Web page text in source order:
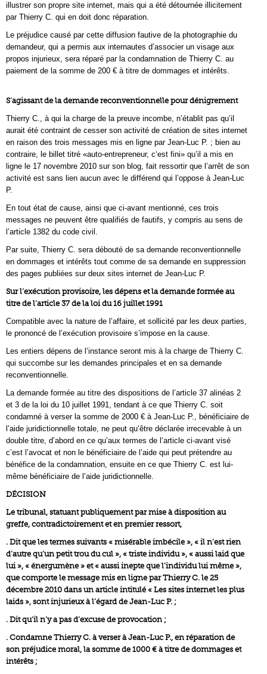
illustrer son propre site internet, mais qui a été détournée illicitement
par Thierry C. qui en doit donc réparation.
Le préjudice causé par cette diffusion fautive de la photographie du
demandeur, qui a permis aux internautes d’associer un visage aux
propos injurieux, sera réparé par la condamnation de Thierry C. au
paiement de la somme de 200 € à titre de dommages et intérêts.
S’agissant de la demande reconventionnelle pour dénigrement
Thierry C., à qui la charge de la preuve incombe, n’établit pas qu’il
aurait été contraint de cesser son activité de création de sites internet
en raison des trois messages mis en ligne par Jean-Luc P. ; bien au
contraire, le billet titré «auto-entrepreneur, c‘est fini» qu’il a mis en
ligne le 17 novembre 2010 sur son blog, fait ressortir que l’arrêt de son
activité est sans lien aucun avec le différend qui l’oppose à Jean-Luc
P.
En tout état de cause, ainsi que ci-avant mentionné, ces trois
messages ne peuvent être qualifiés de fautifs, y compris au sens de
l’article 1382 du code civil.
Par suite, Thierry C. sera débouté de sa demande reconventionnelle
en dommages et intérêts tout comme de sa demande en suppression
des pages publiées sur deux sites internet de Jean-Luc P.
Sur l’exécution provisoire, les dépens et la demande formée au
titre de l’article 37 de la loi du 16 juillet 1991
Compatible avec la nature de l’affaire, et sollicité par les deux parties,
le prononcé de l’exécution provisoire s’impose en la cause.
Les entiers dépens de l’instance seront mis à la charge de Thierry C.
qui succombe sur les demandes principales et en sa demande
reconventionnelle.
La demande formée au titre des dispositions de l’article 37 alinéas 2
et 3 de la loi du 10 juillet 1991, tendant à ce que Thierry C. soit
condamné à verser la somme de 2000 € à Jean-Luc P., bénéficiaire de
l’aide juridictionnelle totale, ne peut qu’être déclarée irrecevable à un
double titre, d’abord en ce qu’aux termes de l‘article ci-avant visé
c’est l’avocat et non le bénéficiaire de l’aide qui peut prétendre au
bénéfice de la condamnation, ensuite en ce que Thierry C. est lui-
même bénéficiaire de l’aide juridictionnelle.
DÉCISION
Le tribunal, statuant publiquement par mise à disposition au
greffe, contradictoirement et en premier ressort,
. Dit que les termes suivants « misérable imbécile », « il n‘est rien
d’autre qu’un petit trou du cul », « triste individu », « aussi laid que
lui », « énergumène » et « aussi inepte que l’individu lui même »,
que comporte le message mis en ligne par Thierry C. le 25
décembre 2010 dans un article intitulé « Les sites internet les plus
laids », sont injurieux à l’égard de Jean-Luc P. ;
. Dit qu’il n’y a pas d’excuse de provocation ;
. Condamne Thierry C. à verser à Jean-Luc P., en réparation de
son préjudice moral, la somme de 1000 € à titre de dommages et
intérêts ;